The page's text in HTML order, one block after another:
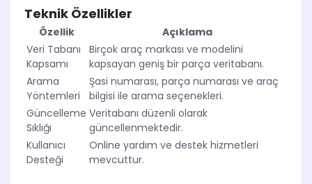
Teknik Özellikler
Özellik
Açıklama
Veri Tabanı
Kapsamı
Birçok araç markası ve modelini
kapsayan geniş bir parça veritabanı.
Arama
Yöntemleri
Şasi numarası, parça numarası ve araç
bilgisi ile arama seçenekleri.
Güncelleme
Sıklığı
Veritabanı düzenli olarak
güncellenmektedir.
Kullanıcı
Desteği
Online yardım ve destek hizmetleri
mevcuttur.